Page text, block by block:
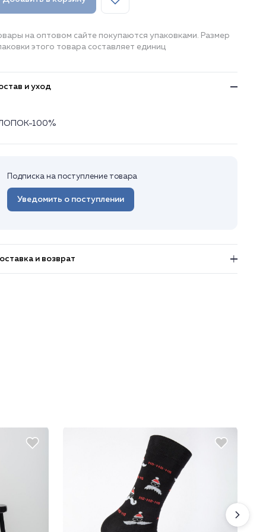
на оптовом сайте покупаются упаковками. Размер
этого товара составляет единиц
и уход
100%
Подписка на поступление товара
Уведомить о поступлении
и возврат